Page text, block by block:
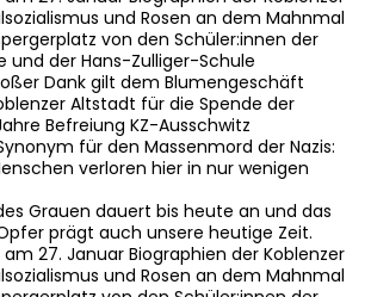
und Rosen an dem Mahnmal
von den Schüler:innen der
und der Hans-Zulliger-Schule
Dank gilt dem Blumengeschäft
Altstadt für die Spende der
Befreiung KZ-Ausschwitz
für den Massenmord der Nazis:
verloren hier in nur wenigen
Grauen dauert bis heute an und das
prägt auch unsere heutige Zeit.
27. Januar Biographien der Koblenzer
und Rosen an dem Mahnmal